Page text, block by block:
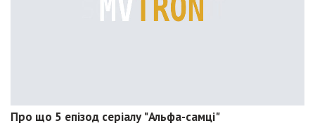
Про що 5 епізод серіалу "Альфа-самці"